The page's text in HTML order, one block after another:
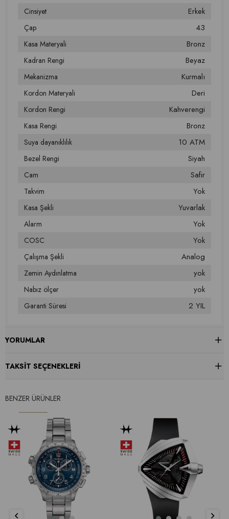
Cinsiyet Erkek
Çap 43
Kasa Materyali Bronz
Kadran Rengi Beyaz
Mekanizma Kurmalı
Kordon Materyali Deri
Kordon Rengi Kahverengi
Kasa Rengi Bronz
Suya dayanıklılık 10 ATM
Bezel Rengi Siyah
Cam Safir
Takvim Yok
Kasa Şekli Yuvarlak
Alarm Yok
COSC Yok
Çalışma Şekli Analog
Zemin Aydınlatma yok
Nabız ölçer yok
Garanti Süresi 2 YIL
YORUMLAR
TAKSIT SEÇENEKLERI
BENZER ÜRÜNLER